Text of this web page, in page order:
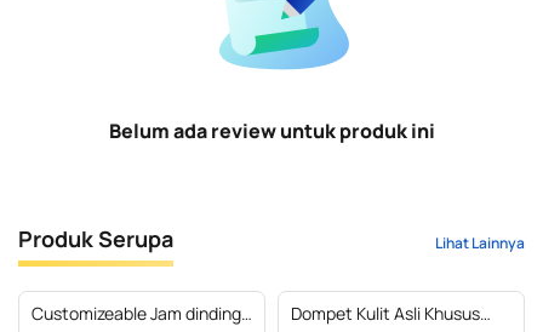
Belum ada review untuk produk ini
Produk Serupa Lihat Lainnya
Customizeable Jam dinding
Dompet Kulit Asli Khusus